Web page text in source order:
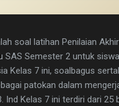
soal latihan Penilaian
Semester 2 untuk
Kelas 7 ini, soalbagus
patokan dalam
Kelas 7 ini terdiri dari 25